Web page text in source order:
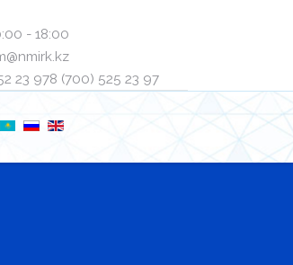
- 18:00
23 97ㅤㅤ8 (700) 525 23 97